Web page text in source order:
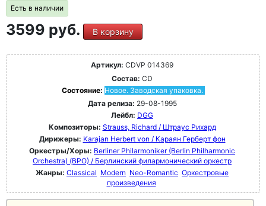
Есть в наличии
3599 руб. В корзину
Артикул: CDVP 014369
Состав: CD
Состояние: Новое. Заводская упаковка.
Дата релиза: 29-08-1995
Лейбл: DGG
Композиторы: Strauss, Richard / Штраус Рихард
Дирижеры: Karajan Herbert von / Караян Герберт фон
Оркестры/Хоры: Berliner Philarmoniker (Berlin Philharmonic
Orchestra) (BPO) / Берлинский филармонический оркестр
Жанры: Classical Modern Neo-Romantic Оркестровые
произведения